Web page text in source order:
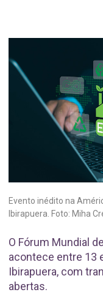
Evento inédito na
Ibirapuera. Foto: Miha
O Fórum Mundial
acontece entre 13
Ibirapuera, com
abertas.